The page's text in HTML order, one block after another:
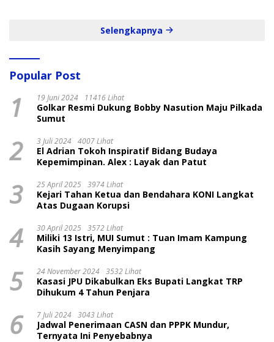
Selengkapnya
Popular Post
1 19 Juni 2024 11416 Lihat
Golkar Resmi Dukung Bobby Nasution Maju Pilkada
Sumut
2 3 Juli 2024 4007 Lihat
El Adrian Tokoh Inspiratif Bidang Budaya
Kepemimpinan. Alex : Layak dan Patut
3 25 April 2025 3974 Lihat
Kejari Tahan Ketua dan Bendahara KONI Langkat
Atas Dugaan Korupsi
4 30 April 2025 3572 Lihat
Miliki 13 Istri, MUI Sumut : Tuan Imam Kampung
Kasih Sayang Menyimpang
5 24 November 2024 3532 Lihat
Kasasi JPU Dikabulkan Eks Bupati Langkat TRP
Dihukum 4 Tahun Penjara
6 7 Juli 2024 3043 Lihat
Jadwal Penerimaan CASN dan PPPK Mundur,
Ternyata Ini Penyebabnya